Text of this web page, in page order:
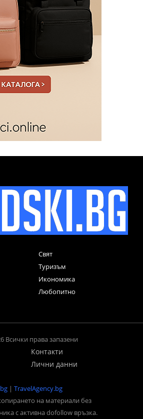
Свят
Туризъм
Икономика
Любопитно
Всички права запазени
Контакти
Лични данни
| TravelAgency.bg
на материали без
с активна dofollow връзка.